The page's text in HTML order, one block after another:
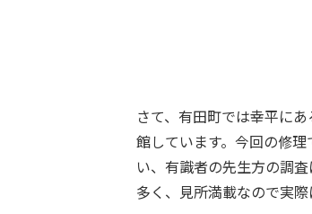
さて、有田町では幸平に
館しています。今回の修
い、有識者の先生方の調
多く、見所満載なので実際